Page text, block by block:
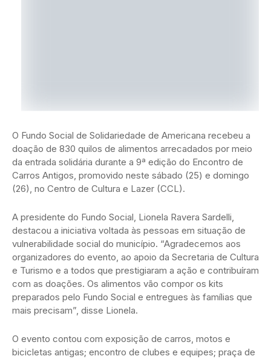
O Fundo Social de Solidariedade de Americana recebeu a
doação de 830 quilos de alimentos arrecadados por meio
da entrada solidária durante a 9ª edição do Encontro de
Carros Antigos, promovido neste sábado (25) e domingo
(26), no Centro de Cultura e Lazer (CCL).
A presidente do Fundo Social, Lionela Ravera Sardelli,
destacou a iniciativa voltada às pessoas em situação de
vulnerabilidade social do município. “Agradecemos aos
organizadores do evento, ao apoio da Secretaria de Cultura
e Turismo e a todos que prestigiaram a ação e contribuíram
com as doações. Os alimentos vão compor os kits
preparados pelo Fundo Social e entregues às famílias que
mais precisam”, disse Lionela.
O evento contou com exposição de carros, motos e
bicicletas antigas; encontro de clubes e equipes; praça de